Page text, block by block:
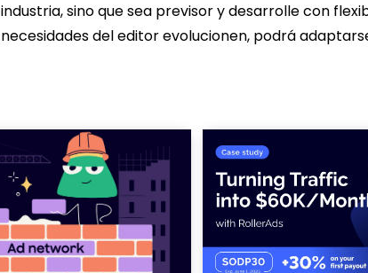
industria, sino que sea previsor y desarrolle con
necesidades del editor evolucionen, podrá